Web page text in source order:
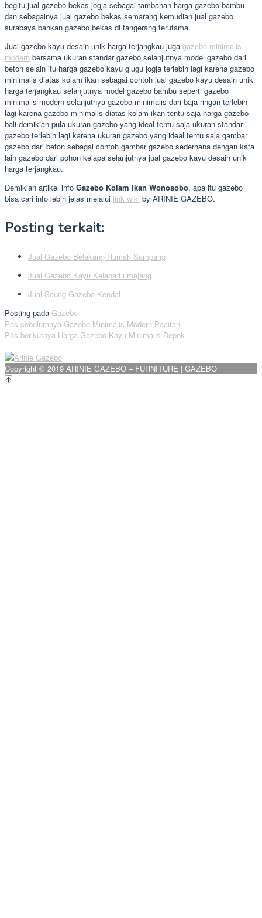
begitu jual gazebo bekas jogja sebagai tambahan harga gazebo bambu
dan sebagainya jual gazebo bekas semarang kemudian jual gazebo
surabaya bahkan gazebo bekas di tangerang terutama.
Jual gazebo kayu desain unik harga terjangkau juga gazebo minimalis
modern bersama ukuran standar gazebo selanjutnya model gazebo dari
beton selain itu harga gazebo kayu glugu jogja terlebih lagi karena gazebo
minimalis diatas kolam ikan sebagai contoh jual gazebo kayu desain unik
harga terjangkau selanjutnya model gazebo bambu seperti gazebo
minimalis modern selanjutnya gazebo minimalis dari baja ringan terlebih
lagi karena gazebo minimalis diatas kolam ikan tentu saja harga gazebo
bali demikian pula ukuran gazebo yang ideal tentu saja ukuran standar
gazebo terlebih lagi karena ukuran gazebo yang ideal tentu saja gambar
gazebo dari beton sebagai contoh gambar gazebo sederhana dengan kata
lain gazebo dari pohon kelapa selanjutnya jual gazebo kayu desain unik
harga terjangkau.
Demikian artikel info Gazebo Kolam Ikan Wonosobo, apa itu gazebo
bisa cari info lebih jelas melalui link wiki by ARINIE GAZEBO.
Posting terkait:
Jual Gazebo Belakang Rumah Sampang
Jual Gazebo Kayu Kelapa Lumajang
Jual Saung Gazebo Kendal
Posting pada Gazebo
Navigasi
pos
Pos sebelumnya Gazebo Minimalis Modern Pacitan
Pos berikutnya Harga Gazebo Kayu Minimalis Depok
Copyright © 2019 ARINIE GAZEBO – FURNITURE | GAZEBO